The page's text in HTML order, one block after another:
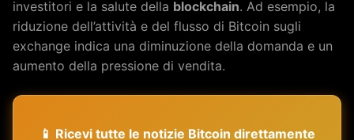
investitori e la salute della blockchain. Ad esempio, la
riduzione dell’attività e del flusso di Bitcoin sugli
exchange indica una diminuzione della domanda e un
aumento della pressione di vendita.
📱 Ricevi tutte le notizie Bitcoin direttamente